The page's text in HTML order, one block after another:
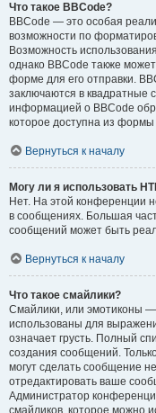
Что такое BBCode?
BBCode — это особая
возможности по
Возможность
однако BBCode также
форме для его отправки.
заключаются в квадратные
информацией о BBCode
которое доступна из
Вернуться к началу
Могу ли я использовать
Нет. На этой конференции
в сообщениях. Большая
сообщений может быть
Вернуться к началу
Что такое смайлики?
Смайлики, или эмотиконы —
использованы для
означает грусть. Полный
создания сообщений.
могут сделать сообщение
отредактировать ваше
Администратор
смайликов, которое можно